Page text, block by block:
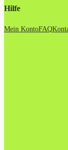
Hilfe
Mein KontoFAQ